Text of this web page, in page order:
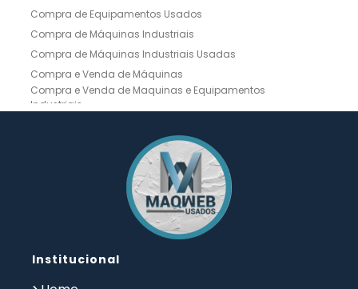
Compra de Equipamentos Usados
Compra de Máquinas Industriais
Compra de Máquinas Industriais Usadas
Compra e Venda de Máquinas
Compra e Venda de Maquinas e Equipamentos
Industriais
Compra e Venda de Máquinas Operatrizes
Dobradeira CNC Usada
Dobradeira de Chapa Hidráulica Usada
Dobradeira de Chapas
Dobradeira Hidráulica
Dobradeira Hidráulica Usada
Dobradeira Industrial
Empresa de Compra de Máquinas Industriais
Empresa de Maquinas e Equipamentos
Institucional